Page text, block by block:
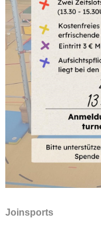
Joinsports